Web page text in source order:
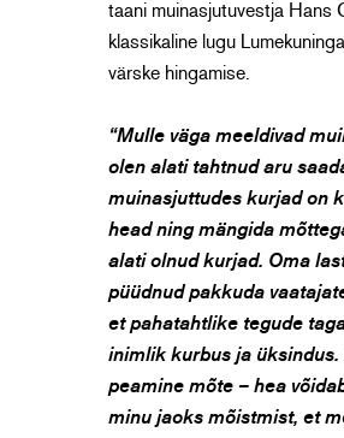
taani muinasjutuvestja Hans
klassikaline lugu
värske hingamise.
“Mulle väga meeldivad
olen alati tahtnud aru
muinasjuttudes kurjad on
head ning mängida
alati olnud kurjad. Oma
püüdnud pakkuda
et pahatahtlike tegude
inimlik kurbus ja
peamine mõte – hea
minu jaoks mõistmist, et